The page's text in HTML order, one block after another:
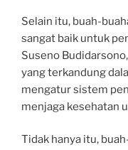
Selain itu, buah-
sangat baik untuk
Suseno
yang terkandung
mengatur sistem
menjaga kesehatan
Tidak hanya itu,